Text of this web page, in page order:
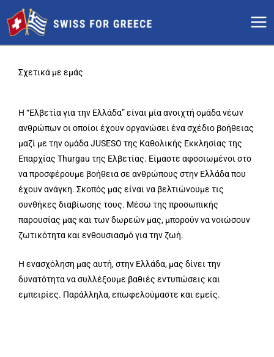
Μετάβαση
στο
περιεχόμενο
Σχετικά με εμάς
Η “Ελβετία για την Ελλάδα” είναι μία ανοιχτή ομάδα νέων
ανθρώπων οι οποίοι έχουν οργανώσει ένα σχέδιο βοήθειας
μαζί με την ομάδα JUSESO της Καθολικής Εκκλησίας της
Επαρχίας Thurgau της Ελβετίας. Είμαστε αφοσιωμένοι στο
να προσφέρουμε βοήθεια σε ανθρώπους στην Ελλάδα που
έχουν ανάγκη. Σκοπός μας είναι να βελτιώνουμε τις
συνθήκες διαβίωσης τους. Μέσω της προσωπικής
παρουσίας μας και των δωρεών μας, μπορούν να νοιώσουν
ζωτικότητα και ενθουσιασμό για την ζωή.
Η ενασχόληση μας αυτή, στην Ελλάδα, μας δίνει την
δυνατότητα να συλλέξουμε βαθιές εντυπώσεις και
εμπειρίες. Παράλληλα, επωφελούμαστε και εμείς.